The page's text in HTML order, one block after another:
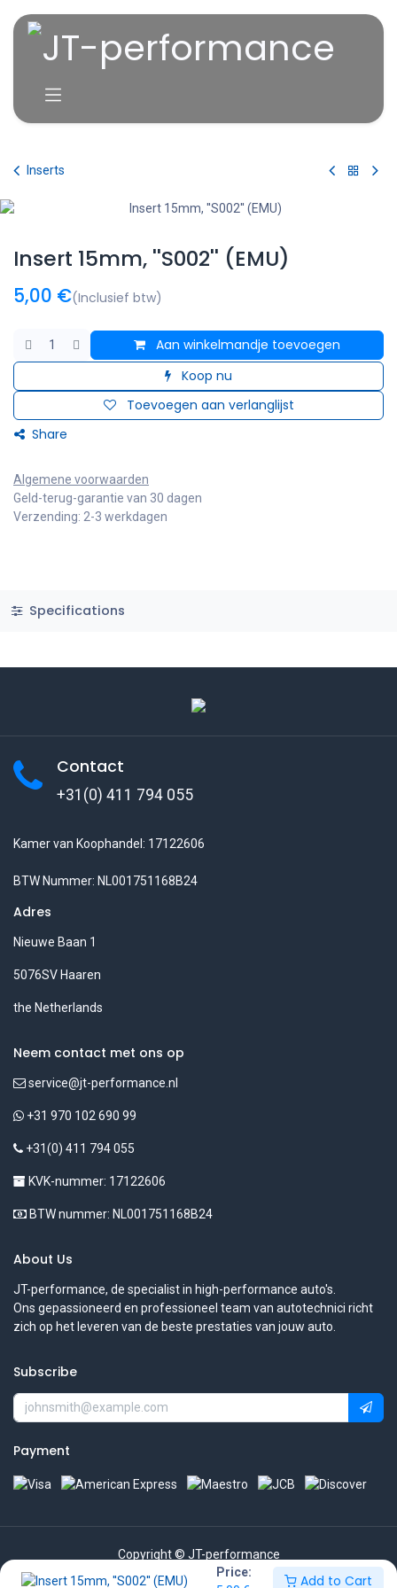
Price:
Add to Cart
Inserts
Insert 15mm, ''S002'' (EMU)
5,00 €(Inclusief btw)
Aan winkelmandje toevoegen
Koop nu
Toevoegen aan verlanglijst
Share
Algemene voorwaarden
Geld-terug-garantie van 30 dagen
Verzending: 2-3 werkdagen
Specifications
Contact
+31(0) 411 794 055
Kamer van Koophandel: 17122606
BTW Nummer: NL001751168B24
Adres
Nieuwe Baan 1
5076SV Haaren
the Netherlands
Neem contact met ons op
service@jt-performance.nl
+31 970 102 690 99
+31(0) 411 794 055
KVK-nummer: 17122606
BTW nummer: NL001751168B24
About Us
JT-performance, de specialist in high-performance auto's.
Ons gepassioneerd en professioneel team van autotechnici richt
zich op het leveren van de beste prestaties van jouw auto.
Subscribe
Payment
Copyright © JT-performance